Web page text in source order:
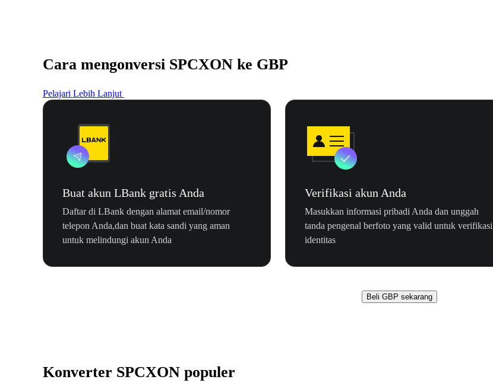
Cara mengonversi SPCXON ke GBP
Pelajari Lebih Lanjut
Buat akun LBank gratis Anda
Daftar di LBank dengan alamat email/nomor
telepon Anda,dan buat kata sandi yang aman
untuk melindungi akun Anda
Verifikasi akun Anda
Masukkan informasi pribadi Anda dan unggah
tanda pengenal berfoto yang valid untuk verifikasi
identitas
Beli GBP sekarang
Konverter SPCXON populer